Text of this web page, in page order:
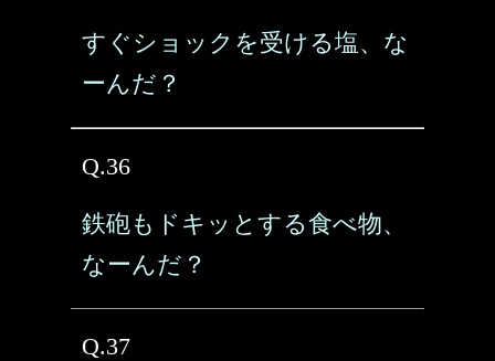
すぐショックを受ける塩、な
ーんだ？
Q.36
鉄砲もドキッとする食べ物、
なーんだ？
Q.37